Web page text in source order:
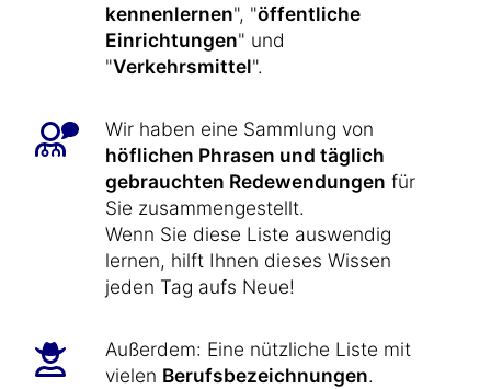
kennenlernen", "öffentliche
Einrichtungen" und
"Verkehrsmittel".
Wir haben eine Sammlung von
höflichen Phrasen und täglich
gebrauchten Redewendungen für
Sie zusammengestellt.
Wenn Sie diese Liste auswendig
lernen, hilft Ihnen dieses Wissen
jeden Tag aufs Neue!
Außerdem: Eine nützliche Liste mit
vielen Berufsbezeichnungen.